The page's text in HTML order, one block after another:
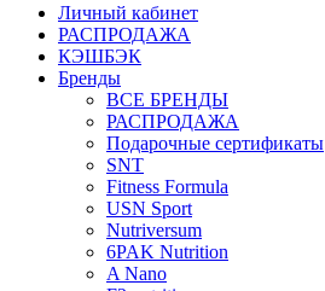
Личный кабинет
РАСПРОДАЖА
КЭШБЭК
Бренды
ВСЕ БРЕНДЫ
РАСПРОДАЖА
Подарочные сертификаты
SNT
Fitness Formula
USN Sport
Nutriversum
6PAK Nutrition
A Nano